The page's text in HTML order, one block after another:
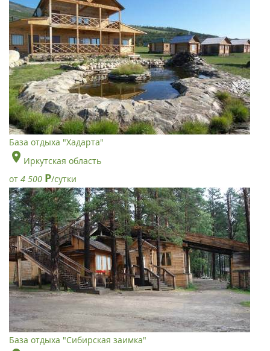
База отдыха "Хадарта"
Иркутская область
от 4 500 Р/сутки
База отдыха "Сибирская заимка"